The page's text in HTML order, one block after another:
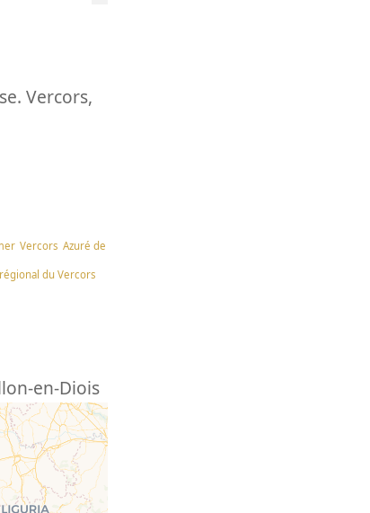
Vercors,
Vercors Azuré de
du Vercors
en-Diois